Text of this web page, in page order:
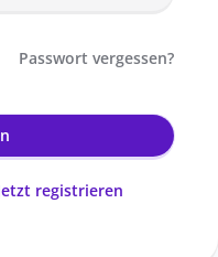
Passwort vergessen?
registrieren